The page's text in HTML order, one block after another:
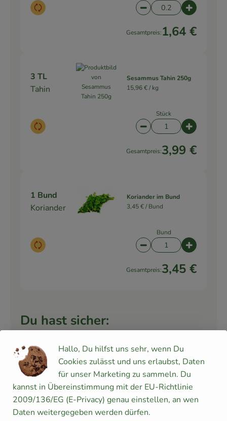
Auswahl ändern Artikelanzahl
Gesamtpreis:1,64 €
3 TL
Tahin
Auswahl ändern
Sesammus Tahin 250g
15,96 € /kg
Stück
Artikelanzahl
Gesamtpreis:3,99 €
1 Bund
Koriander
Auswahl ändern
Koriander im Bund
3,45 € /Bund
Bund
Artikelanzahl
Gesamtpreis:3,45 €
Du hast sicher:
1 Stk
Knoblauch,
2 Zehen
Knoblauch trocken
14,95 € /kg
Stück
Hallo, Du hilfst uns sehr, wenn Du
Cookies zulässt und uns erlaubst, Daten
für unser Marketing zu sammeln. Du
kannst in Übereinstimmung mit der EU-Richtlinie
2009/136/EG (E-Privacy) genau einstellen, an wen
Daten weitergegeben werden dürfen.